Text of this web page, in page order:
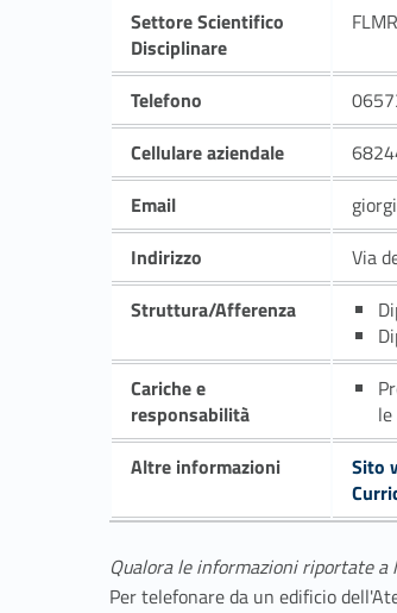
Settore Scientifico
Disciplinare
Telefono
Cellulare aziendale
Email
Indirizzo
Via
Struttura/Afferenza
Cariche e
responsabilità
Altre informazioni
Sito
Qualora le informazioni riportate
Per telefonare da un edificio